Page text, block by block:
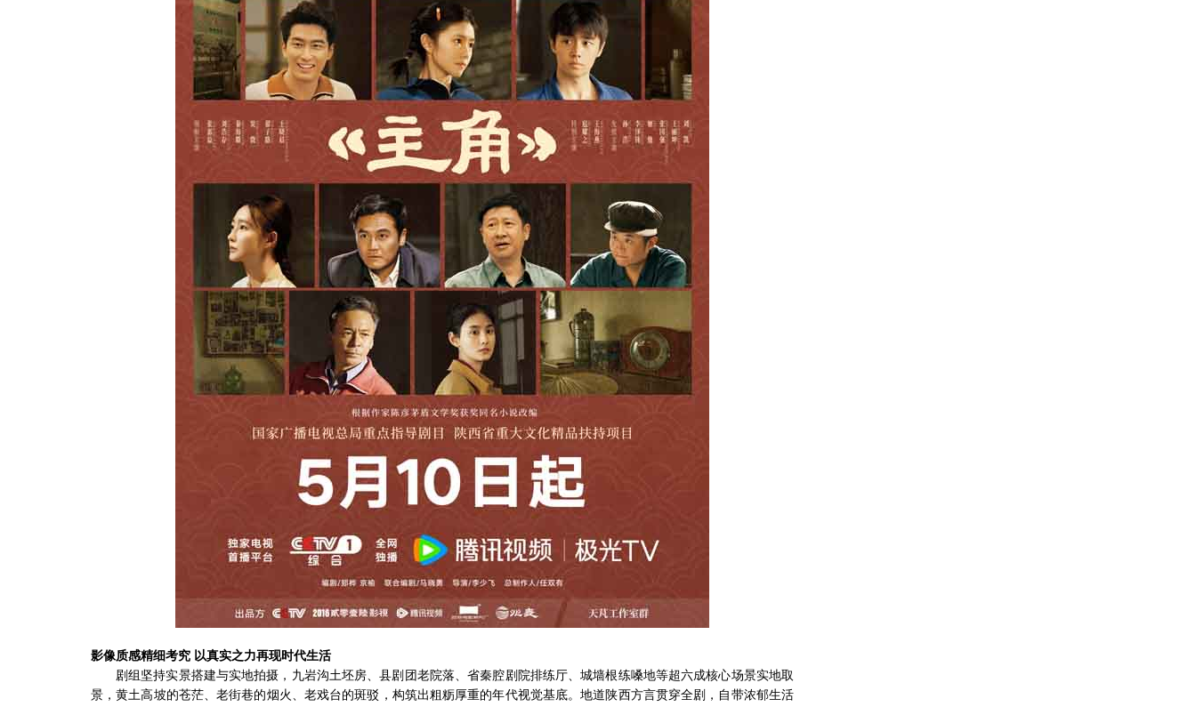
影像质感精细考究 以真实之力再现时代生活
剧组坚持实景搭建与实地拍摄，九岩沟土坯房、县剧团老院落、省秦腔剧院排练厅、城墙根练嗓地等超六成核心场景实地取
景，黄土高坡的苍茫、老街巷的烟火、老戏台的斑驳，构筑出粗粝厚重的年代视觉基底。地道陕西方言贯穿全剧，自带浓郁生活